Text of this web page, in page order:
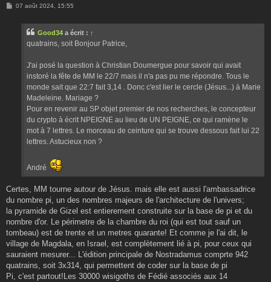
M07 août 2024, 15:55
Good34 a écrit : ↑
quatrains, soit Bonjour Patrice,
J'ai posé la question à Christian Doumergue pour savoir qui avait
instoré la fête de MM le 22/7 mais il n'a pas pu me répondre. Tous le
monde sait que 22:7 fait 3,14 . Donc c'est lier le cercle (Jésus...) à Marie
Madeleine. Mariage ?
Pour en revenir au SP objet premier de nos recherches, le concepteur
du crypto à écrit NPEIGNE au lieu de UN PEIGNE, ce qui ramène le
mot à 7 lettres. Le morceau de ceinture qui se trouve dessous fait lui 22
lettres. Astucieux non ?
André
Certes, MM tourne autour de Jésus. mais elle est aussi l'ambassadrice
du nombre pi, un des nombres majeurs de l'architecture de l'univers;
la pyramide de Gizel est entierement construite sur la base de pi et du
nombre d'or. Le périmetre de la chambre du roi (qui est tout sauf un
tombeau) est de trente et un metres quarante! Et comme je l'ai dit, le
village de Magdala, en Israel, est complètement lié à pi, pour ceux qui
sauraient mesurer... L'édition principale de Nostradamus comprte 942
quatrains, soit 3x314, qui permettent de coder sur la base de pi
Pi, c'est partout!Les 30000 wisigoths de Fédié associés aux 14